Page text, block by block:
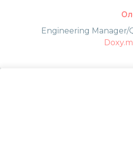
Engineering Manager/